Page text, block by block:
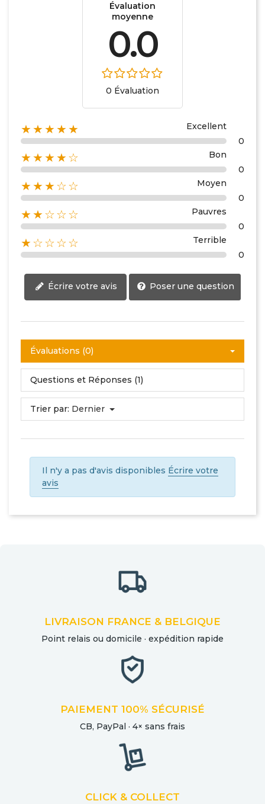
Évaluation
moyenne
0.0
0 Évaluation
★★★★★
Excellent
0
★★★★☆
Bon
0
★★★☆☆
Moyen
0
★★☆☆☆
Pauvres
0
★☆☆☆☆
Terrible
0
Écrire votre avis Poser une question
Évaluations (0)
Questions et Réponses (1)
Trier par: Dernier
Il n'y a pas d'avis disponibles Écrire votre
avis
LIVRAISON FRANCE & BELGIQUE
Point relais ou domicile · expédition rapide
PAIEMENT 100% SÉCURISÉ
CB, PayPal · 4× sans frais
CLICK & COLLECT